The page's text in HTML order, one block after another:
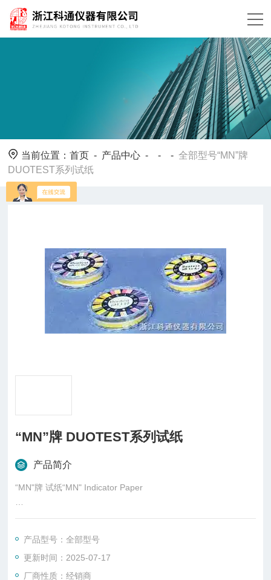
当前位置：首页 - 产品中心 - - -全部型号“MN”牌
DUOTEST系列试纸
“MN”牌 DUOTEST系列试纸
产品简介
“MN"牌 试纸“MN" Indicator Paper
DUOTEST系列双帶酸堿试纸在纸条上有两种互补的指示帶,中间
宽10mm
产品型号：全部型号
更新时间：2025-07-17
厂商性质：经销商